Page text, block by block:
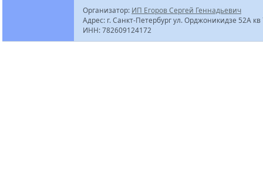
Организатор: ИП Егоров Сергей Геннадьевич
Адрес: г. Санкт-Петербург ул. Орджоникидзе 52А кв
ИНН: 782609124172